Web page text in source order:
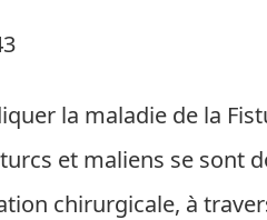
la maladie de la
et maliens se sont
chirurgicale, à